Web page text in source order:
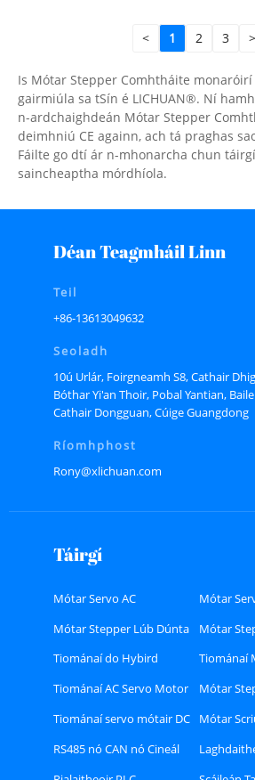
< 1 2 3 >
Is Mótar Stepper Comhtháite
gairmiúla sa tSín é LICHUAN®. Ní
n-ardchaighdeán Mótar Stepper
deimhniú CE againn, ach tá praghas
Fáilte go dtí ár n-mhonarcha chun
saincheaptha mórdhíola.
Déan Teagmháil Linn
Teil
+86-13613049632
Seoladh
10ú Urlár, Foirgneamh S8, Cathair
Bóthar Yi'an Thoir, Pobal Yantian,
Cathair Dongguan, Cúige Guangdong
Ríomhphost
Rony@xlichuan.com
Táirgí
Mótar Servo AC
Mótar
Mótar Stepper Lúb Dúnta
Mótar
Tiománaí do Hybird
Stepper Motor
Tiománaí
Lúb Dúnta
Tiománaí AC Servo Motor
Mótar
Tiománaí servo mótair DC
Mótar
RS485 nó CAN nó Cineál